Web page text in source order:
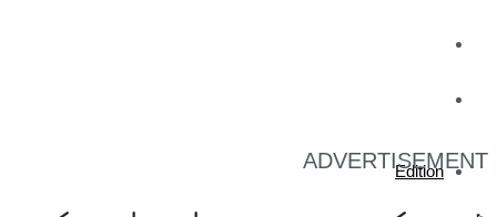
Edition
ADVERTISEMENT